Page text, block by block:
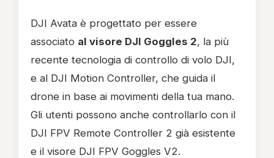
DJI Avata è progettato per essere
associato al visore DJI Goggles 2, la più
recente tecnologia di controllo di volo DJI,
e al DJI Motion Controller, che guida il
drone in base ai movimenti della tua mano.
Gli utenti possono anche controllarlo con il
DJI FPV Remote Controller 2 già esistente
e il visore DJI FPV Goggles V2.